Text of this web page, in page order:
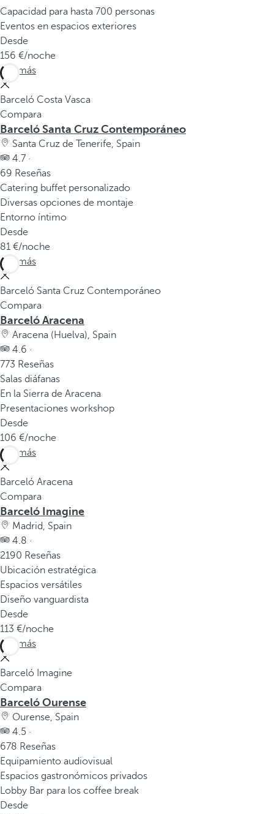
Capacidad para hasta 700 personas
Eventos en espacios exteriores
Desde
156
/noche
Ver más
Barceló Costa Vasca
Compara
Barceló Santa Cruz Contemporáneo
Santa Cruz de Tenerife, Spain
4.7 ·
69 Reseñas
Catering buffet personalizado
Diversas opciones de montaje
Entorno íntimo
Desde
81
/noche
Ver más
Barceló Santa Cruz Contemporáneo
Compara
Barceló Aracena
Aracena (Huelva), Spain
4.6 ·
773 Reseñas
Salas diáfanas
En la Sierra de Aracena
Presentaciones workshop
Desde
106
/noche
Ver más
Barceló Aracena
Compara
Barceló Imagine
Madrid, Spain
4.8 ·
2190 Reseñas
Ubicación estratégica
Espacios versátiles
Diseño vanguardista
Desde
113
/noche
Ver más
Barceló Imagine
Compara
Barceló Ourense
Ourense, Spain
4.5 ·
678 Reseñas
Equipamiento audiovisual
Espacios gastronómicos privados
Lobby Bar para los coffee break
Desde